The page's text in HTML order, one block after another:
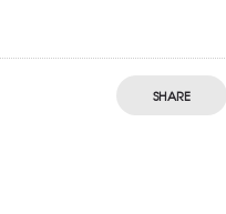
SHARE